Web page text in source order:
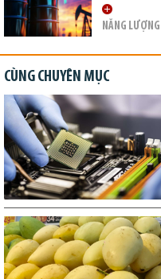
NĂNG LƯỢNG
CÙNG CHUYÊN MỤC